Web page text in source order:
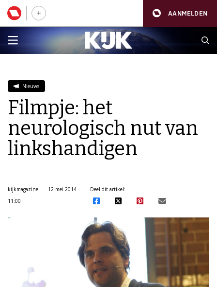
AANMELDEN
Nieuws
Filmpje: het
neurologisch nut van
linkshandigen
kijkmagazine
12 mei 2014
11:00
Deel dit artikel: